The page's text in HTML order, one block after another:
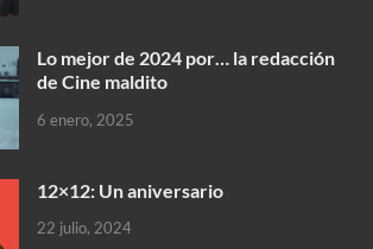
Lo mejor de 2024 por… la redacción
de Cine maldito
6 enero, 2025
12×12: Un aniversario
22 julio, 2024